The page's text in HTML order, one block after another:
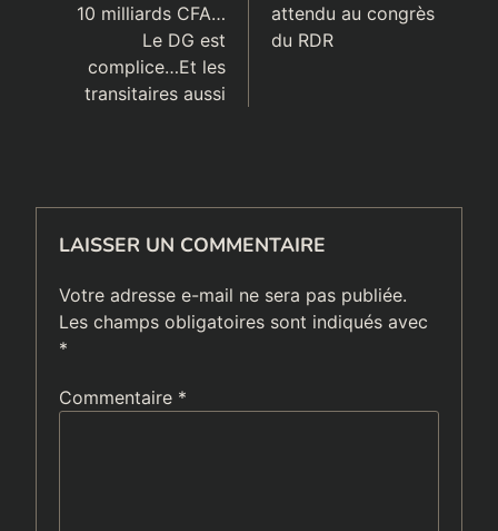
10 milliards CFA…
Le DG est
complice…Et les
transitaires aussi
attendu au congrès
du RDR
LAISSER UN COMMENTAIRE
Votre adresse e-mail ne sera pas publiée.
Les champs obligatoires sont indiqués avec
*
Commentaire *